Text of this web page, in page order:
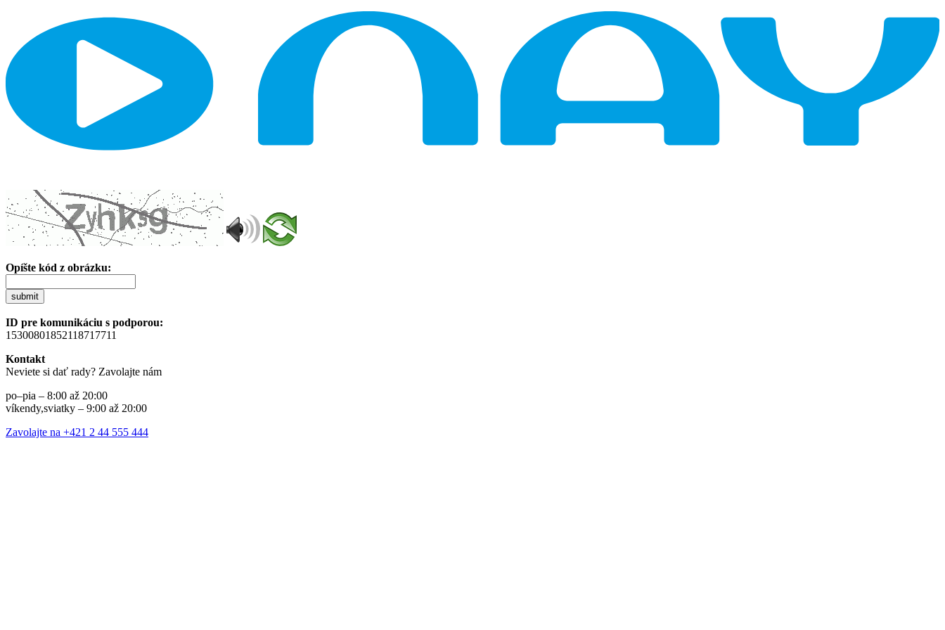
Opíšte kód z obrázku:
submit
ID pre komunikáciu s podporou:
15300801852118717711
Kontakt
Neviete si dať rady? Zavolajte nám
po–pia – 8:00 až 20:00
víkendy,sviatky – 9:00 až 20:00
Zavolajte na +421 2 44 555 444